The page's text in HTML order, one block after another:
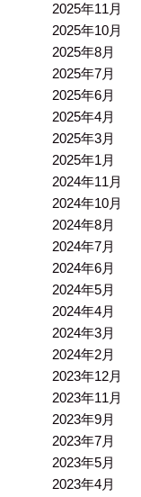
2025年11月
2025年10月
2025年8月
2025年7月
2025年6月
2025年4月
2025年3月
2025年1月
2024年11月
2024年10月
2024年8月
2024年7月
2024年6月
2024年5月
2024年4月
2024年3月
2024年2月
2023年12月
2023年11月
2023年9月
2023年7月
2023年5月
2023年4月